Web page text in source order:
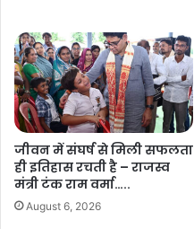
यो
ज
न
3
0
सि
तं
ब
र
को
जीवन में संघर्ष से मिली सफलता
ही इतिहास रचती है – राजस्व
मंत्री टंक राम वर्मा…..
August 6, 2026